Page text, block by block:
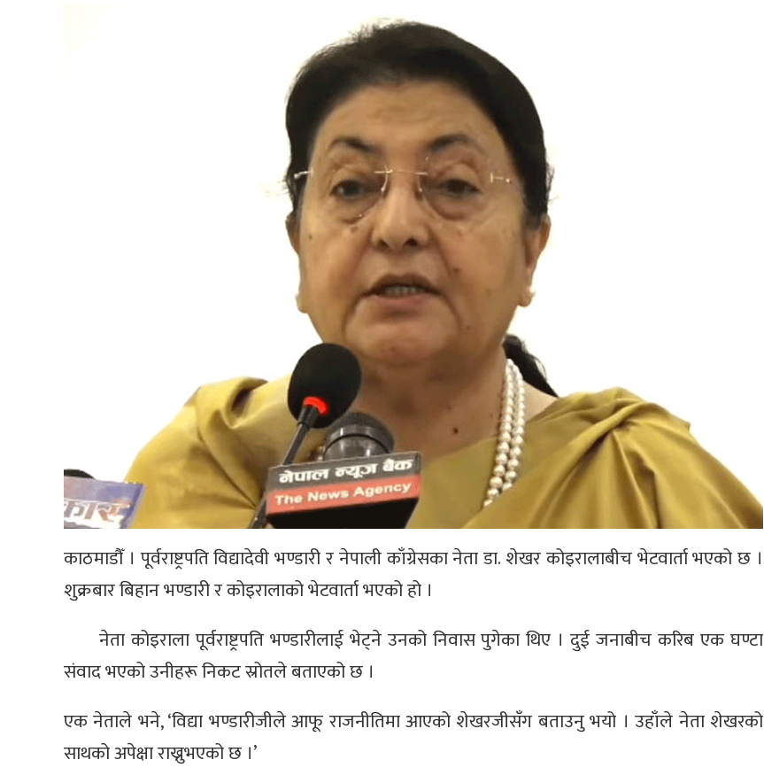
काठमाडौँ । पूर्वराष्ट्रपति विद्यादेवी भण्डारी र नेपाली काँग्रेसका नेता डा. शेखर कोइरालाबीच भेटवार्ता भएको छ ।
शुक्रबार बिहान भण्डारी र कोइरालाको भेटवार्ता भएको हो ।
नेता कोइराला पूर्वराष्ट्रपति भण्डारीलाई भेट्ने उनको निवास पुगेका थिए । दुई जनाबीच करिब एक घण्टा
संवाद भएको उनीहरू निकट स्रोतले बताएको छ ।
एक नेताले भने, ‘विद्या भण्डारीजीले आफू राजनीतिमा आएको शेखरजीसँग बताउनु भयो । उहाँले नेता शेखरको
साथको अपेक्षा राख्नुभएको छ ।’